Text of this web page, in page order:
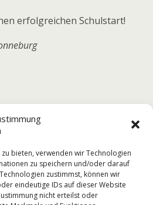
bieten, verwenden wir Technologien
zu speichern und/oder darauf
zustimmst, können wir
eindeutige IDs auf dieser Website
nicht erteilst oder
erfolgreichen Schulstart!
Nächster Beitrag
Stadt- Und Vereinsfest